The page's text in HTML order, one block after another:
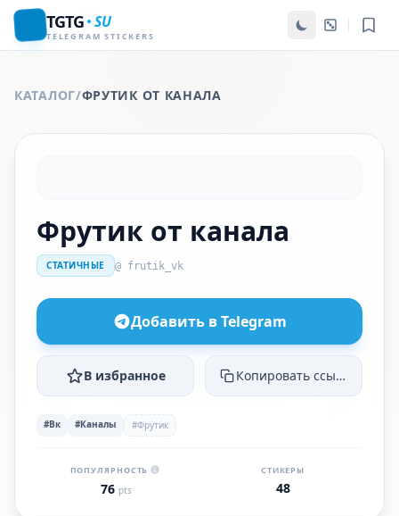
TGTG SU
TELEGRAM STICKERS
КАТАЛОГ/ФРУТИК ОТ КАНАЛА
Фрутик от канала
СТАТИЧНЫЕ @ frutik_vk
Добавить в Telegram
В избранное Копировать ссылку
#Вк #Каналы #Фрутик
ПОПУЛЯРНОСТЬ
76 pts
СТИКЕРЫ
48